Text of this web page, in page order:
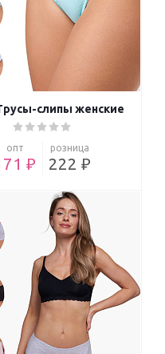
слипы женские
опт
₽
розница
222 ₽